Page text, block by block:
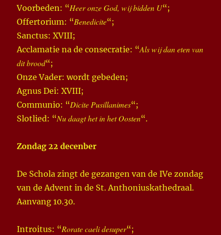
Voorbeden: “Heer onze God, wij bidden U“;
Offertorium: “Benedicite“;
Sanctus: XVIII;
Acclamatie na de consecratie: “Als wij dan eten van
dit brood“;
Onze Vader: wordt gebeden;
Agnus Dei: XVIII;
Communio: “Dicite Pusillanimes“;
Slotlied: “Nu daagt het in het Oosten“.
Zondag 22 decenber
De Schola zingt de gezangen van de IVe zondag
van de Advent in de St. Anthoniuskathedraal.
Aanvang 10.30.
Introitus: “Rorate caeli desuper“;